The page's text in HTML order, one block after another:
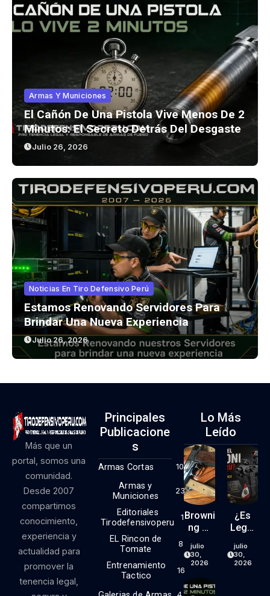
Armas Y Municiones
El Cañón De Una Pistola Vive Menos De 2
Minutos: El Secreto Detrás Del Desgaste
Julio 26, 2026
Noticias En Tiro Defensivo Perú
Estamos Renovando Servidores Para
Brindar Una Nueva Experiencia
Julio 26, 2026
Más que un
portal, somos una
comunidad.
Desde 2007
compartimos
conocimiento,
experiencia y
actualidad para
promover la
tenencia legal,
Principales
Publicacione
S
Armas Cortas 10
Armas y
Municiones
23
Editoriales
Tirodefensivoperu
1
EL Rincon de
Tomate
8
Entrenamiento
Tactico
16
Lo Más
Leído
Browni
Ng Hi
9mm
(parte
1)
julio
30,
2026
¿Es
Legal
RONI
En El
julio
30,
2026